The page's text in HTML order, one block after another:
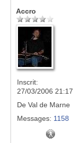
Accro
Inscrit:
27/03/2006 21:17
De Val de Marne
Messages: 1158